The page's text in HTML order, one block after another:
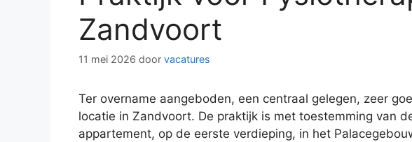
Zandvoort
11 mei 2026 door vacatures
Ter overname aangeboden, een centraal gelegen, zeer
locatie in Zandvoort. De praktijk is met toestemming van
appartement, op de eerste verdieping, in het